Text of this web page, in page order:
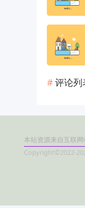
评论列
本站资源来自互联
Copyright©2022-